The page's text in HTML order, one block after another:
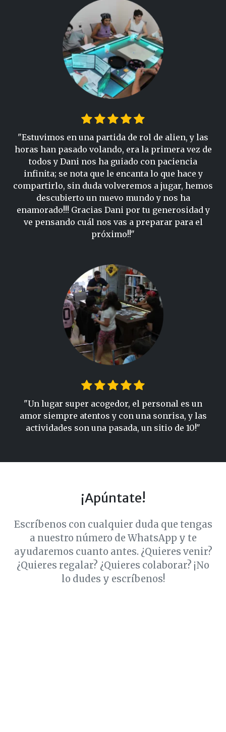
"Estuvimos en una partida de rol de alien, y las
horas han pasado volando, era la primera vez de
todos y Dani nos ha guiado con paciencia
infinita; se nota que le encanta lo que hace y
compartirlo, sin duda volveremos a jugar, hemos
descubierto un nuevo mundo y nos ha
enamorado!!! Gracias Dani por tu generosidad y
ve pensando cuál nos vas a preparar para el
próximo!!"
"Un lugar super acogedor, el personal es un
amor siempre atentos y con una sonrisa, y las
actividades son una pasada, un sitio de 10!"
¡Apúntate!
Escríbenos con cualquier duda que tengas
a nuestro número de WhatsApp y te
ayudaremos cuanto antes. ¿Quieres venir?
¿Quieres regalar? ¿Quieres colaborar? ¡No
lo dudes y escríbenos!